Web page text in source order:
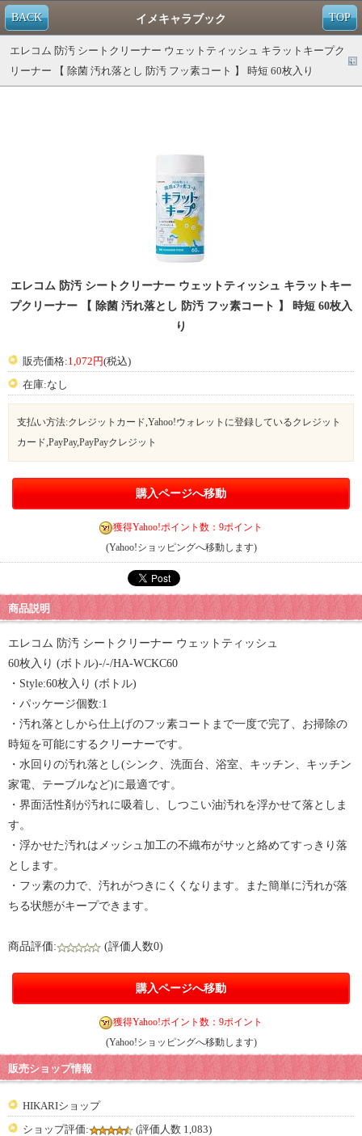
TOP
BACK イメキャラブック
エレコム 防汚 シートクリーナー ウェットティッシュ キラットキープク
リーナー 【 除菌 汚れ落とし 防汚 フッ素コート 】 時短 60枚入り
エレコム 防汚 シートクリーナー ウェットティッシュ キラットキー
プクリーナー 【 除菌 汚れ落とし 防汚 フッ素コート 】 時短 60枚入
り
販売価格:1,072円(税込)
在庫:なし
支払い方法:クレジットカード,Yahoo!ウォレットに登録しているクレジット
カード,PayPay,PayPayクレジット
購入ページへ移動
獲得Yahoo!ポイント数：9ポイント
(Yahoo!ショッピングへ移動します)
商品説明
エレコム 防汚 シートクリーナー ウェットティッシュ
60枚入り (ボトル)-/-/HA-WCKC60
・Style:60枚入り (ボトル)
・パッケージ個数:1
・汚れ落としから仕上げのフッ素コートまで一度で完了、お掃除の
時短を可能にするクリーナーです。
・水回りの汚れ落とし(シンク、洗面台、浴室、キッチン、キッチン
家電、テーブルなど)に最適です。
・界面活性剤が汚れに吸着し、しつこい油汚れを浮かせて落としま
す。
・浮かせた汚れはメッシュ加工の不織布がサッと絡めてすっきり落
とします。
・フッ素の力で、汚れがつきにくくなります。また簡単に汚れが落
ちる状態がキープできます。
商品評価: (評価人数0)
購入ページへ移動
獲得Yahoo!ポイント数：9ポイント
(Yahoo!ショッピングへ移動します)
販売ショップ情報
HIKARIショップ
ショップ評価:
(評価人数 1,083)